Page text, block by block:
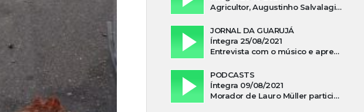
Agricultor, Augustinho Salvalagio, relata sobre aparição do Cavaleiro Negro no Rio das Furnas
JORNAL DA GUARUJÁ
Íntegra 25/08/2021
Entrevista com o músico e apresentador, Lismael Ferrareis, no Cidade e Campo
PODCASTS
Íntegra 09/08/2021
Morador de Lauro Müller participa de motociata em apoio a Bolsonaro